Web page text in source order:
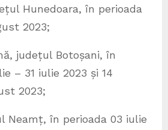
Hunedoara, în perioada
2023;
județul Botoșani, în
– 31 iulie 2023 și 14
2023;
Neamț, în perioada 03 iulie